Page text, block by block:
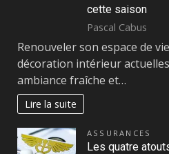
cette saison
Pascal Cabus
Renouveler son espace de
décoration intérieur
ambiance fraîche et…
Lire la suite
ASSURANCES
Les quatre